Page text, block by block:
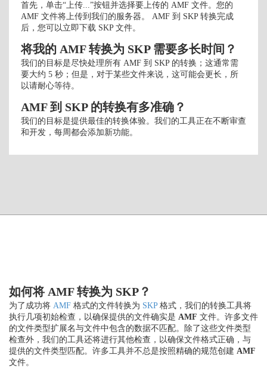
首先，单击“上传...”按钮并选择要上传的 AMF 文件。您的
AMF 文件将上传到我们的服务器。 AMF 到 SKP 转换完成
后，您可以立即下载 SKP 文件。
将我的 AMF 转换为 SKP 需要多长时间？
我们的目标是尽快处理所有 AMF 到 SKP 的转换；这通常需
要大约 5 秒；但是，对于某些文件来说，这可能会更长，所
以请耐心等待。
AMF 到 SKP 的转换有多准确？
我们的目标是提供最佳的转换体验。我们的工具正在不断审查
和开发，每周都会添加新功能。
如何将 AMF 转换为 SKP？
为了成功将 AMF 格式的文件转换为 SKP格式，我们的转换工具将
执行几项初始检查，以确保提供的文件确实是 AMF 文件。许多文件
的文件类型扩展名与文件中包含的数据不匹配。除了这些文件类型
检查外，我们的工具还将进行其他检查，以确保文件格式正确，与
提供的文件类型匹配。许多工具并不总是按照精确的规范创建 AMF
文件。